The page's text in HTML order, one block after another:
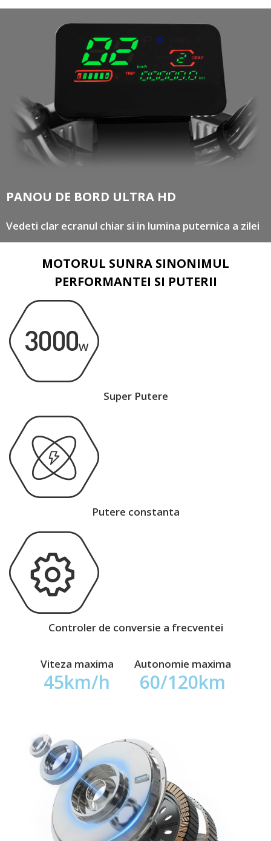
PANOU DE BORD ULTRA HD
Vedeti clar ecranul chiar si in lumina puternica a zilei
MOTORUL SUNRA SINONIMUL
PERFORMANTEI SI PUTERII
Super Putere
Putere constanta
Controler de conversie a frecventei
Viteza maxima
45km/h
Autonomie maxima
60/120km